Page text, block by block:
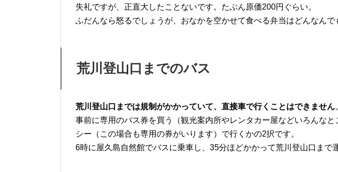
失礼ですが、正直大したことないです。たぶん原価200円ぐらい。
ふだんなら怒るでしょうが、おなかを空かせて食べる弁当はどんなんで
荒川登山口までのバス
荒川登山口までは規制がかかっていて、直接車で行くことはできません
事前に専用のバス券を買う（観光案内所やレンタカー屋などいろんなと
シー（この場合も専用の券がいります）で行くかの2択です。
6時に屋久島自然館でバスに乗車し、35分ほどかかって荒川登山口まで